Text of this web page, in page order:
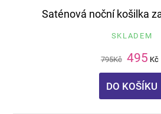
Saténová noční košilka
SKLADEM
795Kč 495 Kč
DO KOŠÍKU